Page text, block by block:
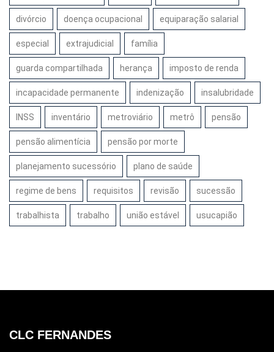
divórcio doença ocupacional equiparação salarial
especial extrajudicial família
guarda compartilhada herança imposto de renda
incapacidade permanente indenização insalubridade
INSS inventário metroviário metrô pensão
pensão alimentícia pensão por morte
planejamento sucessório plano de saúde
regime de bens requisitos revisão sucessão
trabalhista trabalho união estável usucapião
CLC FERNANDES